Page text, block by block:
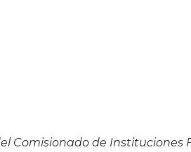
Comisionado de Instituciones